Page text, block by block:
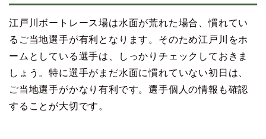
江戸川ボートレース場は水面が荒れた場合、慣れてい
るご当地選手が有利となります。そのため江戸川をホ
ームとしている選手は、しっかりチェックしておきま
しょう。特に選手がまだ水面に慣れていない初日は、
ご当地選手がかなり有利です。選手個人の情報も確認
することが大切です。